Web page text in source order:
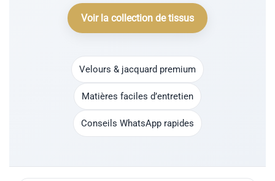
Voir la collection de tissus
Velours & jacquard premium
Matières faciles d’entretien
Conseils WhatsApp rapides